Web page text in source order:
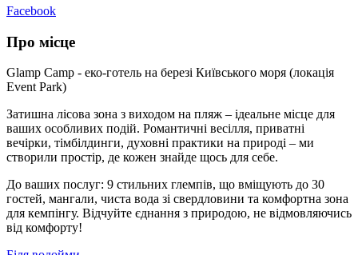
Facebook
Про місце
Glamp Camp - еко-готель на березі Київського моря (локація
Event Park)
Затишна лісова зона з виходом на пляж – ідеальне місце для
ваших особливих подій. Романтичні весілля, приватні
вечірки, тімбілдинги, духовні практики на природі – ми
створили простір, де кожен знайде щось для себе.
До ваших послуг: 9 стильних глемпів, що вміщують до 30
гостей, мангали, чиста вода зі свердловини та комфортна зона
для кемпінгу. Відчуйте єднання з природою, не відмовляючись
від комфорту!